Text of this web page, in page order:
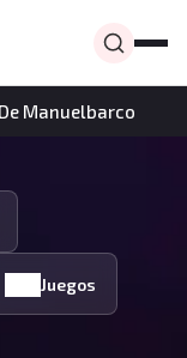
Manuelbarco
Juegos